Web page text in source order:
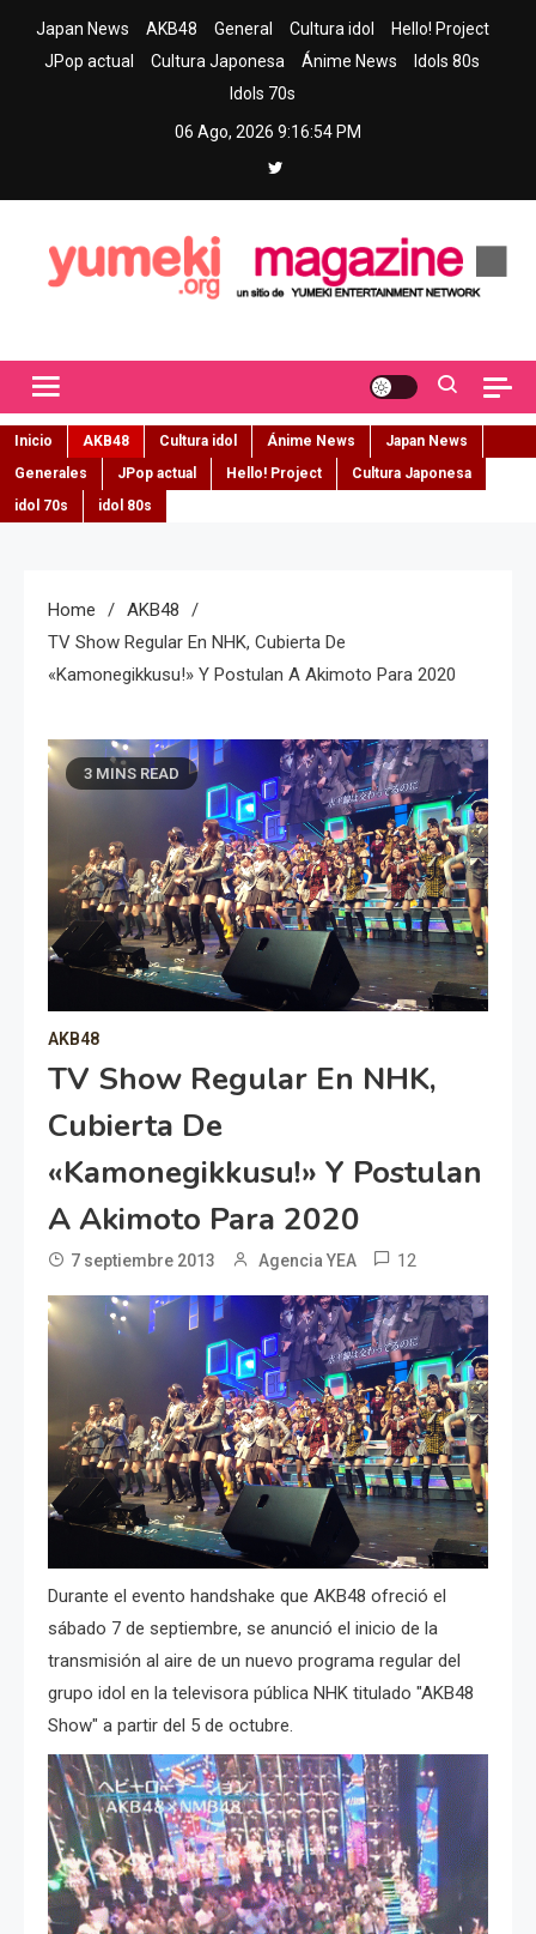
Japan News AKB48 General Cultura idol
Hello! Project
JPop actual
Cultura Japonesa Ánime News
Idols 80s
Idols 70s
06 Ago, 2026 9:16:56 PM
Inicio AKB48 Cultura idol Ánime News
Japan News
Generales
JPop actual Hello! Project
Cultura Japonesa
idol 70s
idol 80s
Home
AKB48
TV Show Regular En NHK, Cubierta De
«Kamonegikkusu!» Y Postulan A Akimoto Para 2020
3 MINS READ
AKB48
TV Show Regular En NHK,
Cubierta De
«Kamonegikkusu!» Y Postulan
A Akimoto Para 2020
7 septiembre 2013 Agencia YEA 12
Durante el evento handshake que AKB48 ofreció el
sábado 7 de septiembre, se anunció el inicio de la
transmisión al aire de un nuevo programa regular del
grupo idol en la televisora pública NHK titulado "AKB48
Show" a partir del 5 de octubre.